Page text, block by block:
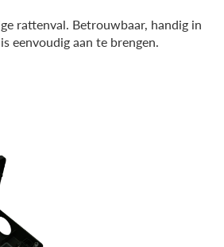
rattenval. Betrouwbaar, handig in
eenvoudig aan te brengen.